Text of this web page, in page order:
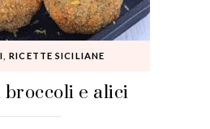
,RICETTE SICILIANE
e alici